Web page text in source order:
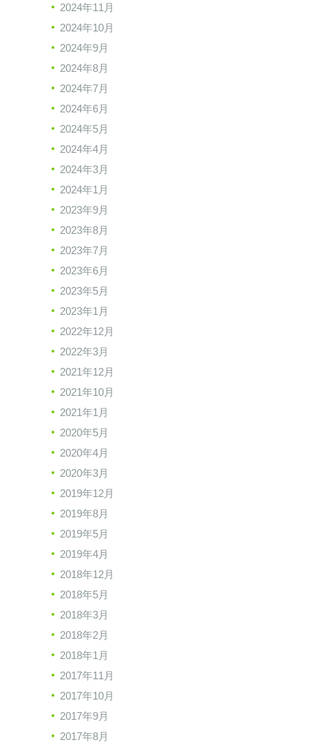
2024年11月
2024年10月
2024年9月
2024年8月
2024年7月
2024年6月
2024年5月
2024年4月
2024年3月
2024年1月
2023年9月
2023年8月
2023年7月
2023年6月
2023年5月
2023年1月
2022年12月
2022年3月
2021年12月
2021年10月
2021年1月
2020年5月
2020年4月
2020年3月
2019年12月
2019年8月
2019年5月
2019年4月
2018年12月
2018年5月
2018年3月
2018年2月
2018年1月
2017年11月
2017年10月
2017年9月
2017年8月